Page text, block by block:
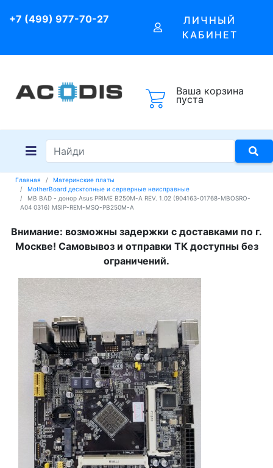
+7 (499) 977-70-27
ЛИЧНЫЙ
КАБИНЕТ
Ваша корзина
пуста
Главная
Материнские платы
MotherBoard десктопные и серверные неисправные
MB BAD - донор Asus PRIME B250M-A REV. 1.02 (904163-01768-MBOSRO-
A04 0316) MSIP-REM-MSQ-PB250M-A
Внимание: возможны задержки с доставками по г.
Москве! Самовывоз и отправки ТК доступны без
ограничений.